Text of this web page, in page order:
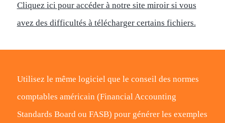
Cliquez ici pour accéder à notre site miroir si vous
avez des difficultés à télécharger certains fichiers.
Utilisez le même logiciel que le conseil des normes
comptables américain (Financial Accounting
Standards Board ou FASB) pour générer les exemples